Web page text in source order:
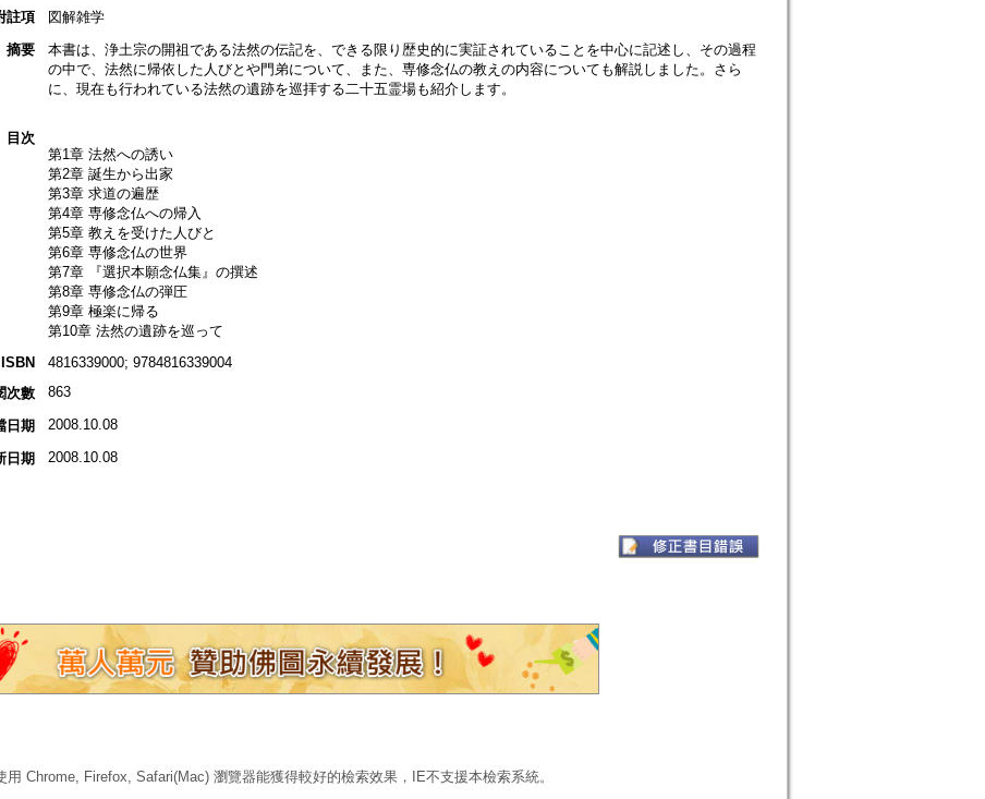
註項
図解雑学
摘要
本書は、浄土宗の開祖である法然の伝記を、できる限り歴史的に実証されていることを中心に記述し、その過程
の中で、法然に帰依した人びとや門弟について、また、専修念仏の教えの内容についても解説しました。さら
に、現在も行われている法然の遺跡を巡拝する二十五霊場も紹介します。
目次
第1章 法然への誘い
第2章 誕生から出家
第3章 求道の遍歴
第4章 専修念仏への帰入
第5章 教えを受けた人びと
第6章 専修念仏の世界
第7章 『選択本願念仏集』の撰述
第8章 専修念仏の弾圧
第9章 極楽に帰る
第10章 法然の遺跡を巡って
ISBN
4816339000; 9784816339004
次數
863
日期 2008.10.08
日期 2008.10.08
用 Chrome, Firefox, Safari(Mac) 瀏覽器能獲得較好的檢索效果，IE不支援本檢索系統。